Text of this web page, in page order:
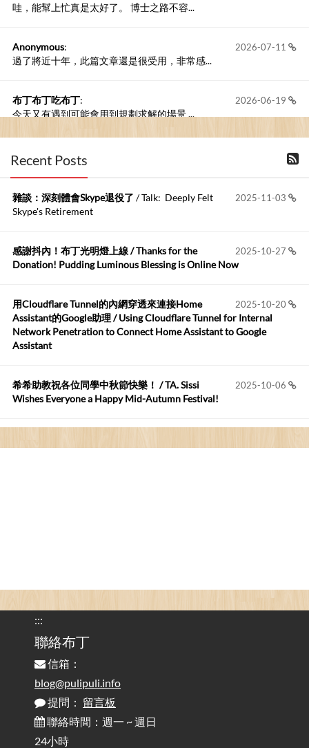
哇，能幫上忙真是太好了。 博士之路不容...
2026-07-11
Anonymous:
過了將近十年，此篇文章還是很受用，非常感...
2026-06-19
布丁布丁吃布丁:
今天又有遇到可能會用到規劃求解的場景 ...
2026-06-18
布丁布丁吃布丁
kage好像也可以下載整個網站 感謝分享
Anonymous:
https://github.com/t...
布丁布丁吃布丁:
我目前並沒有常駐的Google Home...
2026-05-15
Robertmycs:
這篇WinXP公用電腦安裝與優化的步驟超...
您好,首先肯定感謝您造福許多莘莘學子。有...
Recent Posts
2025-11-03
雜談：深刻體會Skype退役了 / Talk: Deeply Felt
Skype's Retirement
2025-10-27
感謝抖內！布丁光明燈上線 / Thanks for the
Donation! Pudding Luminous Blessing is Online Now
2025-10-20
用Cloudflare Tunnel的內網穿透來連接Home
Assistant的Google助理 / Using Cloudflare Tunnel for Internal
Network Penetration to Connect Home Assistant to Google
Assistant
2025-10-06
希希助教祝各位同學中秋節快樂！ / TA. Sissi
Wishes Everyone a Happy Mid-Autumn Festival!
看電腦覺得疲憊嗎？比起螢幕，你更應該注意炫光
的問題 / Are You Tired of Looking at the Computer? Pay More
實作相容OpenAI API，但背後不是OpenAI的API服
務 / Implementing OpenAI API-Compatible Services, But Not
Powered by OpenAI
雜談：生活小技巧之用魔鬼氈避免機車鑰匙脫落吧
/ Talk: Use Velcro to Prevent Your Motorcycle Key From Falling
:::
聯絡布丁
信箱：
blog@pulipuli.info
提問： 留言板
聯絡時間：週一 ~ 週日
24小時